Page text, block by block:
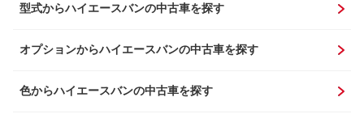
型式からハイエースバンの中古車を探す
オプションからハイエースバンの中古車を探す
色からハイエースバンの中古車を探す